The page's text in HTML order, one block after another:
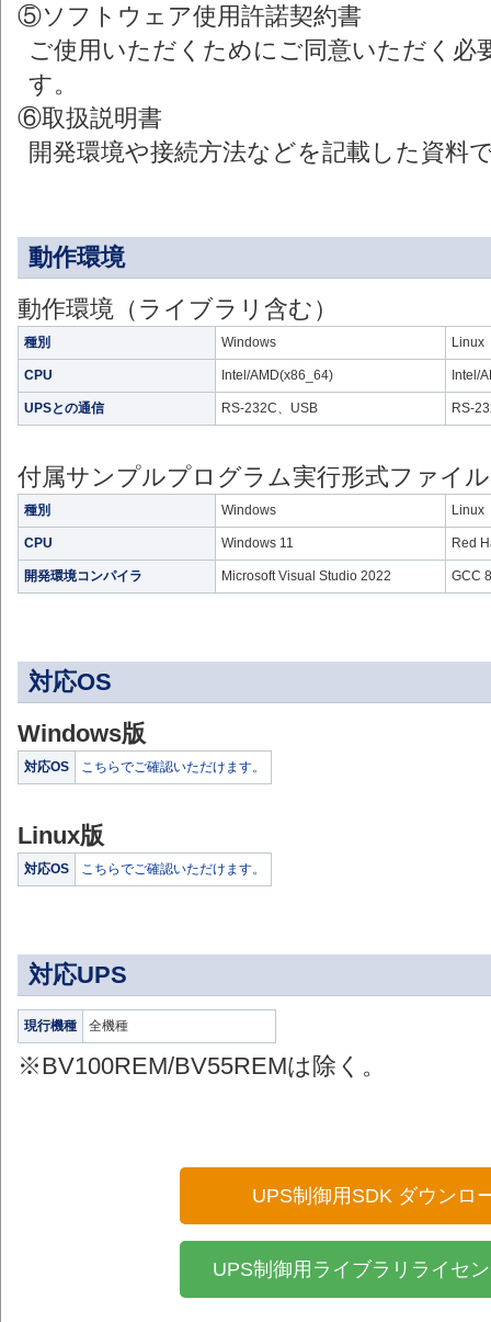
⑤ソフトウェア使用許諾契約書
ご使用いただくためにご同意いただく必
す。
⑥取扱説明書
開発環境や接続方法などを記載した資料
動作環境
動作環境（ライブラリ含む）
種別 Windows Linux
CPU Intel/AMD(x86_64) Intel/
UPSとの通信 RS-232C、USB RS-
付属サンプルプログラム実行形式ファイ
種別 Windows Linux
CPU Windows 11 Red
開発環境コンパイラ Microsoft Visual Studio 2022 GCC
対応OS
Windows版
対応OS こちらでご確認いただけます。
Linux版
対応OS こちらでご確認いただけます。
対応UPS
現行機種 全機種
※BV100REM/BV55REMは除く。
UPS制御用SDK ダウンロ
UPS制御用ライブラリライセ